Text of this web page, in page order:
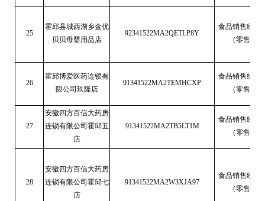
25
霍邱县城西湖乡金优
贝贝母婴用品店
92341522MA2QETLP8Y
食品销售经营
（零售）
26
霍邱博爱医药连锁有
限公司玖隆店
91341522MA2TEMHCXP
食品销售经营
（零售）
27
安徽四方百信大药房
连锁有限公司霍邱五
店
91341522MA2TB5LT1M
食品销售经营
（零售）
28
安徽四方百信大药房
连锁有限公司霍邱七
店
91341522MA2W3XJA97
食品销售经营
（零售）